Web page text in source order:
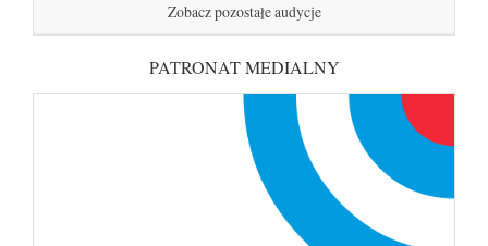
Zobacz pozostałe audycje
PATRONAT MEDIALNY